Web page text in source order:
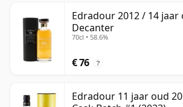
Edradour 2012 / 14 jaar
Decanter
70cl • 58.6%
€ 76 ?
Edradour 11 jaar oud